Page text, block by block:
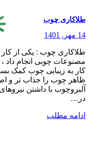
طلاکاری چوب
14 مهر, 1401
طلاکاری چوب : یکی از
مصنوعات چوبی انجام
کار به زیبایی چوب کمک
ظاهر چوب را جذاب تر و
آلبروچوب با داشتن
در…
ادامه مطلب